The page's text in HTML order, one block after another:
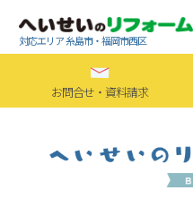
対応エリア 糸島市・福岡市西区
お問合せ・資料請求